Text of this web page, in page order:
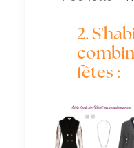
2.
fêtes :